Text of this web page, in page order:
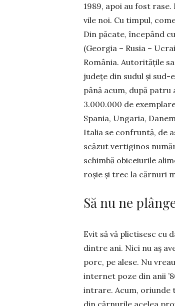
1989, apoi au fost
vile noi. Cu timpul,
Din păcate, începând
(Georgia – Rusia –
România. Autoritățile
județe din sudul și sud-
până acum, după
3.000.000 de
Spania, Ungaria,
Italia se confruntă, de
scăzut vertiginos
schimbă obiceiurile
roșie și trec la cărnuri
Să nu ne
Evit să vă plictisesc cu
dintre ani. Nici nu aș
porc, pe alese. Nu
internet poze din anii
intrare. Acum, oriunde
din cărnurile acelea